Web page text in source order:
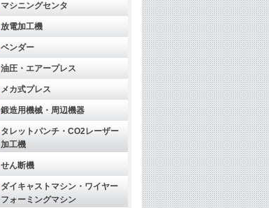
マシニングセンタ
放電加工機
ベンダー
油圧・エアープレス
メカ式プレス
鍛造用機械・周辺機器
タレットパンチ・CO2レーザー
加工機
せん断機
ダイキャストマシン・ワイヤー
フォーミングマシン